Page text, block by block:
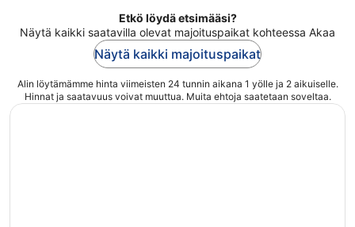
Etkö löydä etsimääsi?
Näytä kaikki saatavilla olevat majoituspaikat kohteessa Akaa
Näytä kaikki majoituspaikat
Alin löytämämme hinta viimeisten 24 tunnin aikana 1 yölle ja 2 aikuiselle.
Hinnat ja saatavuus voivat muuttua. Muita ehtoja saatetaan soveltaa.